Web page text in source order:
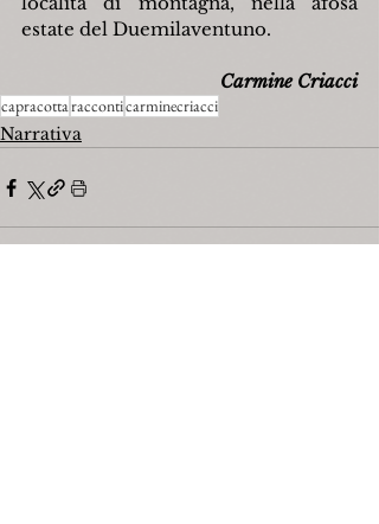
estate del Duemilaventuno.
Carmine Criacci
capracottaracconticarminecriacci
Narrativa